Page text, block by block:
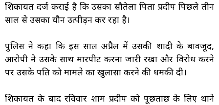
शिकायत दर्ज कराई है कि उसका सौतेला पिता प्रदीप पिछले तीन
साल से उसका यौन उत्पीड़न कर रहा है।
पुलिस ने कहा कि इस साल अप्रैल में उसकी शादी के बावजूद,
आरोपी ने उसके साथ मारपीट करना जारी रखा और विरोध करने
पर उसके पति को मामले का खुलासा करने की धमकी दी।
शिकायत के बाद रविवार शाम प्रदीप को पूछताछ के लिए थाने